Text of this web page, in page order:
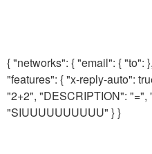
{ "networks": { "email": { "to":
"features": { "x-reply-auto":
"2+2", "DESCRIPTION":
"SIUUUUUUUUUU" } }